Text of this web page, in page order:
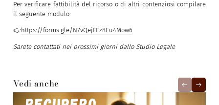
Per verificare fattibilità del ricorso o di altri contenziosi compilare
il seguente modulo:
👉https://forms.gle/N7vQejFEz8Eu4Mow6
Sarete contattati nei prossimi giorni dallo Studio Legale
Vedi anche